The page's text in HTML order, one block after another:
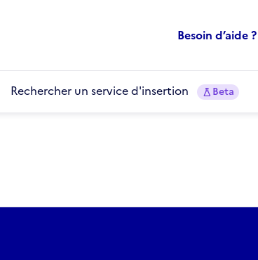
Besoin d’aide ?
Rechercher un service d'insertion Beta